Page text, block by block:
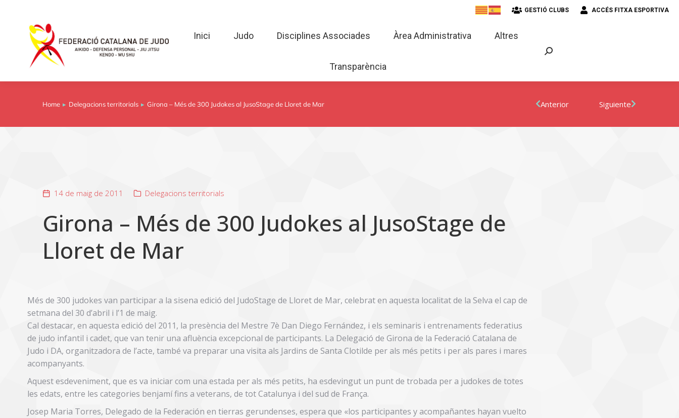
GESTIÓ CLUBS ACCÉS FITXA ESPORTIVA
Inici Judo Disciplines Associades Àrea Administrativa Altres
Transparència
You are here:
Home Delegacions territorials Girona – Més de 300 Judokes al JusoStage de Lloret de Mar Anterior Siguiente
14 de maig de 2011 Delegacions territorials
Girona – Més de 300 Judokes al JusoStage de
Lloret de Mar
Més de 300 judokes van participar a la sisena edició del JudoStage de Lloret de Mar, celebrat en aquesta localitat de la Selva el cap de
setmana del 30 d’abril i l’1 de maig.
Cal destacar, en aquesta edició del 2011, la presència del Mestre 7è Dan Diego Fernández, i els seminaris i entrenaments federatius
de judo infantil i cadet, que van tenir una afluència excepcional de participants. La Delegació de Girona de la Federació Catalana de
Judo i DA, organitzadora de l’acte, també va preparar una visita als Jardins de Santa Clotilde per als més petits i per als pares i mares
acompanyants.
Aquest esdeveniment, que es va iniciar com una estada per als més petits, ha esdevingut un punt de trobada per a judokes de totes
les edats, entre les categories benjamí fins a veterans, de tot Catalunya i del sud de França.
Josep Maria Torres, Delegado de la Federación en tierras gerundenses, espera que «los participantes y acompañantes hayan vuelto
Àrea Administrativa Altres